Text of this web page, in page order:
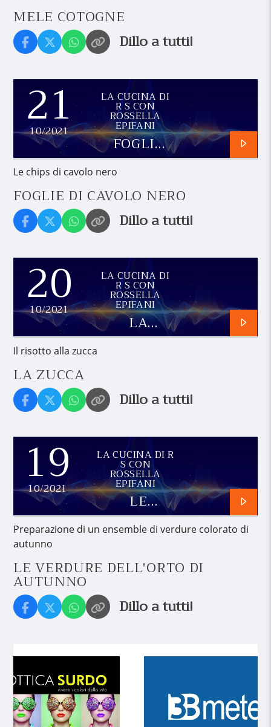
MELE COTOGNE
Dillo a tutti!
21
10/2021
LA CUCINA DI
R S CON
ROSSELLA
EPIFANI
FOGLIE
DI
CAVOLO
NERO
Le chips di cavolo nero
FOGLIE DI CAVOLO NERO
Dillo a tutti!
20
10/2021
LA CUCINA DI
R S CON
ROSSELLA
EPIFANI
LA
ZUCCA
Il risotto alla zucca
LA ZUCCA
Dillo a tutti!
19
10/2021
LA CUCINA DI R
S CON
ROSSELLA
EPIFANI
LE
VERDURE
DELL'ORTO
AUTUNNO
Preparazione di un ensemble di verdure colorato di
autunno
LE VERDURE DELL'ORTO DI
AUTUNNO
Dillo a tutti!